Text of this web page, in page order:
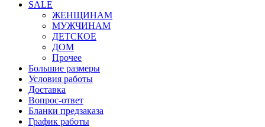
SALE
ЖЕНЩИНАМ
МУЖЧИНАМ
ДЕТСКОЕ
ДОМ
Прочее
Большие размеры
Условия работы
Доставка
Вопрос-ответ
Бланки предзаказа
График работы